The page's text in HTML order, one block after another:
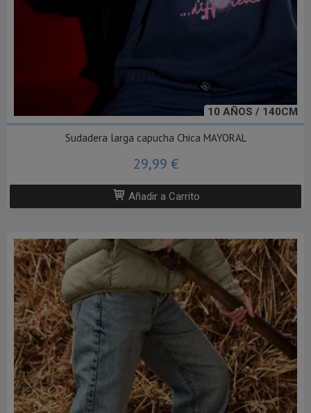
10 AÑOS / 140CM
Sudadera larga capucha Chica MAYORAL
29,99 €
Añadir a Carrito